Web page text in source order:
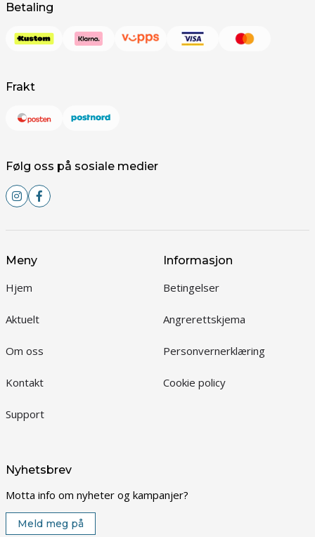
Betaling
Frakt
Følg oss på sosiale medier
Meny
Hjem
Aktuelt
Om oss
Kontakt
Support
Informasjon
Betingelser
Angrerettskjema
Personvernerklæring
Cookie policy
Nyhetsbrev
Motta info om nyheter og kampanjer?
Meld meg på